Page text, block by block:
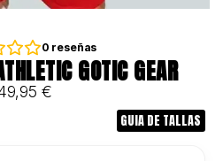
0 reseñas
GOTIC GEAR
€
GUIA DE TALLAS